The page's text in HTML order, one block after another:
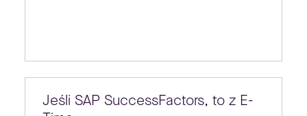
Jeśli SAP SuccessFactors, to z E-